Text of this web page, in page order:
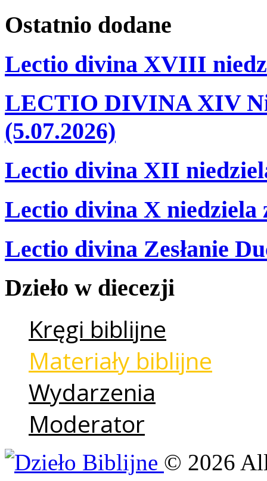
Ostatnio dodane
Lectio divina XVIII
LECTIO DIVINA XIV
(5.07.2026)
Lectio divina XII
Lectio divina X niedziela
Lectio divina Zesłanie
Dzieło w diecezji
Kręgi biblijne
Materiały biblijne
Wydarzenia
Moderator
© 2026